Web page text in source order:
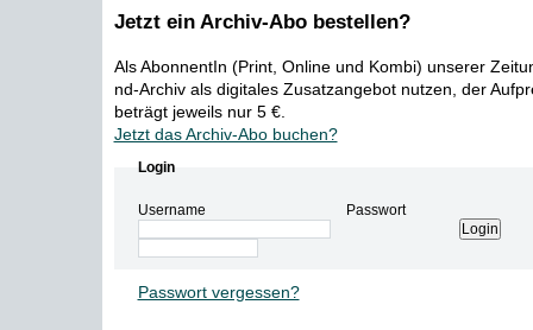
Jetzt ein Archiv-Abo bestellen?
Als AbonnentIn (Print, Online und Kombi) unserer
nd-Archiv als digitales Zusatzangebot nutzen, der
beträgt jeweils nur 5 €.
Jetzt das Archiv-Abo buchen?
Login
Username Passwort
Passwort vergessen?